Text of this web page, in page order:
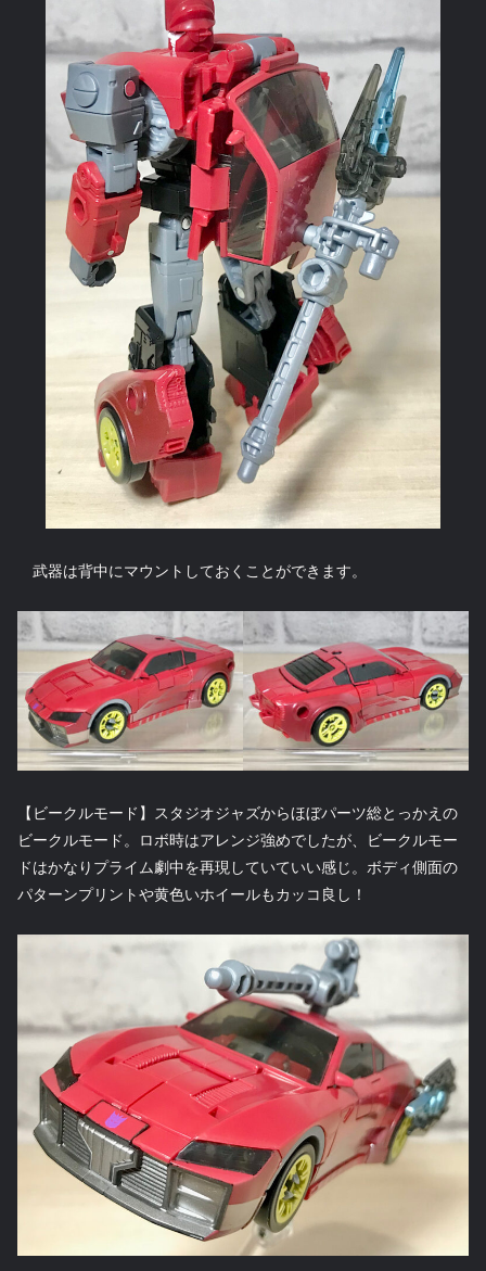
武器は背中にマウントしておくことができます。
【ビークルモード】スタジオジャズからほぼパーツ総とっかえの
ビークルモード。ロボ時はアレンジ強めでしたが、ビークルモー
ドはかなりプライム劇中を再現していていい感じ。ボディ側面の
パターンプリントや黄色いホイールもカッコ良し！